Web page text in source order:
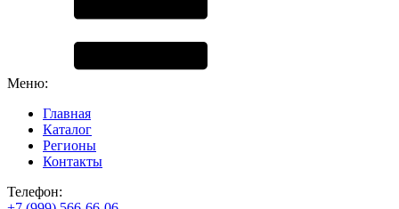
Меню:
Главная
Каталог
Регионы
Контакты
Телефон: